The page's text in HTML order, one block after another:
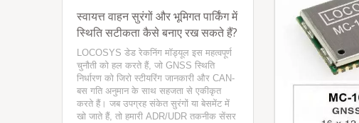
स्वायत्त वाहन सुरंगों और भूमिगत पार्किंग में
स्थिति सटीकता कैसे बनाए रख सकते हैं?
LOCOSYS डेड रेकनिंग मॉड्यूल इस महत्वपूर्ण
चुनौती को हल करते हैं, जो GNSS स्थिति
निर्धारण को जिरो स्टीयरिंग जानकारी और CAN-
बस गति अनुमान के साथ सहजता से एकीकृत
करते हैं। जब उपग्रह संकेत सुरंगों या बेसमेंट में
खो जाते हैं, तो हमारी ADR/UDR तकनीक सेंसर